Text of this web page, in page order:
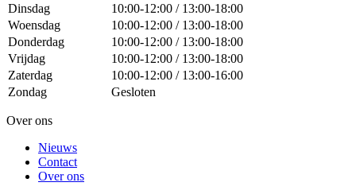
Dinsdag
10:00-12:00 / 13:00-18:00
Woensdag
10:00-12:00 / 13:00-18:00
Donderdag
10:00-12:00 / 13:00-18:00
Vrijdag
10:00-12:00 / 13:00-18:00
Zaterdag
10:00-12:00 / 13:00-16:00
Zondag
Gesloten
Over ons
Nieuws
Contact
Over ons